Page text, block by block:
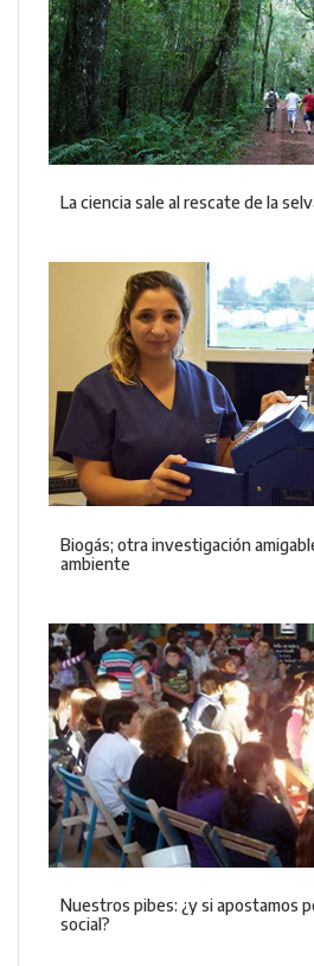
La ciencia sale al rescate de la
Biogás; otra investigación
ambiente
Nuestros pibes: ¿y si apostamos
social?